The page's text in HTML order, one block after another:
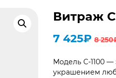
Витраж С
8 250
8
7 425₽
Текущая
7
425₽.
Модель С-1100 —
украшением